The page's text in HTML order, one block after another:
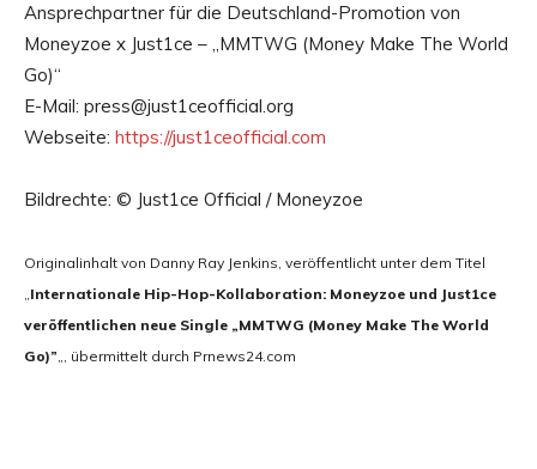
Ansprechpartner für die Deutschland-Promotion von
Moneyzoe x Just1ce – „MMTWG (Money Make The World
Go)“
E-Mail: press@just1ceofficial.org
Webseite: https://just1ceofficial.com
Bildrechte: © Just1ce Official / Moneyzoe
Originalinhalt von Danny Ray Jenkins, veröffentlicht unter dem Titel
„Internationale Hip-Hop-Kollaboration: Moneyzoe und Just1ce
veröffentlichen neue Single „MMTWG (Money Make The World
Go)”„, übermittelt durch Prnews24.com